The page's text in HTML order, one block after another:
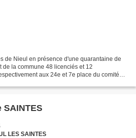
de Nieul en présence d'une quarantaine de
la commune 48 licenciés et 12
aux 24e et 7e place du comité
SAINTES
LES SAINTES